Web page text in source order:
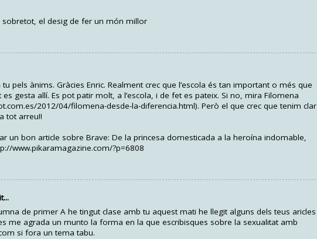
el desig de fer un món millor
pels ànims. Gràcies Enric. Realment crec que l’escola és tan important o més que
es gesta allí. Es pot patir molt, a l’escola, i de fet es pateix. Si no, mira Filomena
2012/04/filomena-desde-la-diferencia.html). Però el que crec que tenim clar
tot arreu!!
un bon article sobre Brave: De la princesa domesticada a la heroína indomable,
www.pikaramagazine.com/?p=6808
de primer A he tingut clase amb tu aquest mati he llegit alguns dels teus aricles
me agrada un munto la forma en la que escribisques sobre la sexualitat amb
si fora un tema tabu.